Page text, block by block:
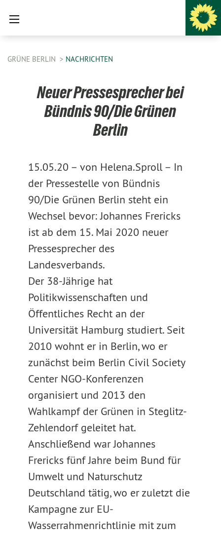
GRÜNE BERLIN NACHRICHTEN
Neuer Pressesprecher bei
Bündnis 90/Die Grünen
Berlin
15.05.20 – von Helena.Sproll – In
der Pressestelle von Bündnis
90/Die Grünen Berlin steht ein
Wechsel bevor: Johannes Frericks
ist ab dem 15. Mai 2020 neuer
Pressesprecher des
Landesverbands.
Der 38-Jährige hat
Politikwissenschaften und
Öffentliches Recht an der
Universität Hamburg studiert. Seit
2010 wohnt er in Berlin, wo er
zunächst beim Berlin Civil Society
Center NGO-Konferenzen
organisiert und 2013 den
Wahlkampf der Grünen in Steglitz-
Zehlendorf geleitet hat.
Anschließend war Johannes
Frericks fünf Jahre beim Bund für
Umwelt und Naturschutz
Deutschland tätig, wo er zuletzt die
Kampagne zur EU-
Wasserrahmenrichtlinie mit zum